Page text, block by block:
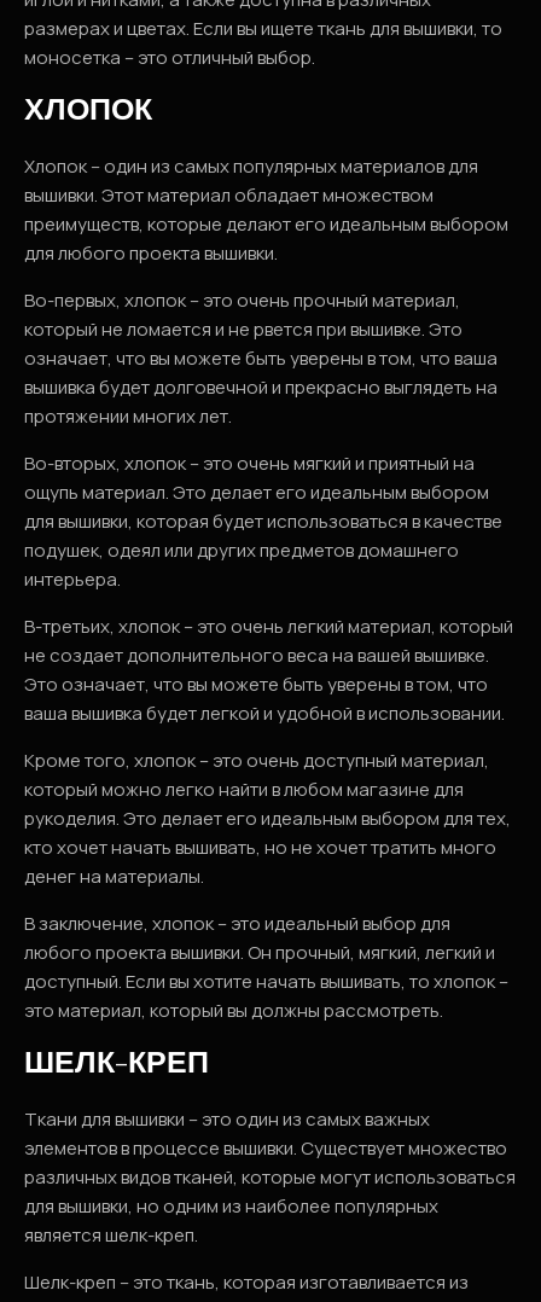
размерах и цветах. Если вы ищете ткань для вышивки, то
моносетка – это отличный выбор.
ХЛОПОК
Хлопок – один из самых популярных материалов для
вышивки. Этот материал обладает множеством
преимуществ, которые делают его идеальным выбором
для любого проекта вышивки.
Во-первых, хлопок – это очень прочный материал,
который не ломается и не рвется при вышивке. Это
означает, что вы можете быть уверены в том, что ваша
вышивка будет долговечной и прекрасно выглядеть на
протяжении многих лет.
Во-вторых, хлопок – это очень мягкий и приятный на
ощупь материал. Это делает его идеальным выбором
для вышивки, которая будет использоваться в качестве
подушек, одеял или других предметов домашнего
интерьера.
В-третьих, хлопок – это очень легкий материал, который
не создает дополнительного веса на вашей вышивке.
Это означает, что вы можете быть уверены в том, что
ваша вышивка будет легкой и удобной в использовании.
Кроме того, хлопок – это очень доступный материал,
который можно легко найти в любом магазине для
рукоделия. Это делает его идеальным выбором для тех,
кто хочет начать вышивать, но не хочет тратить много
денег на материалы.
В заключение, хлопок – это идеальный выбор для
любого проекта вышивки. Он прочный, мягкий, легкий и
доступный. Если вы хотите начать вышивать, то хлопок –
это материал, который вы должны рассмотреть.
ШЕЛК-КРЕП
Ткани для вышивки – это один из самых важных
элементов в процессе вышивки. Существует множество
различных видов тканей, которые могут использоваться
для вышивки, но одним из наиболее популярных
является шелк-креп.
Шелк-креп – это ткань, которая изготавливается из